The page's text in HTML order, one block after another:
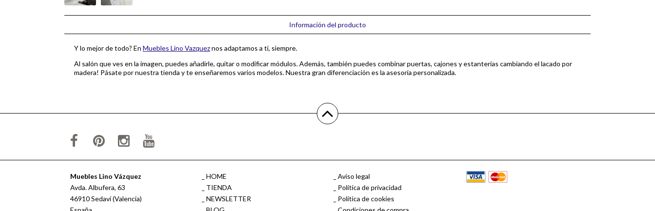
Información del producto
Y lo mejor de todo? En Muebles Lino Vazqueznos adaptamos a ti, siempre.
Al salón que ves en la imagen, puedes añadirle, quitar o modificar módulos. Además, también puedes combinar puertas, cajones y estanterías cambiando el lacado por
madera! Pásate por nuestra tienda y te enseñaremos varios modelos. Nuestra gran diferenciación es la asesoría personalizada.
Muebles Lino Vázquez
Avda. Albufera, 63
46910 Sedaví (Valencia)
HOME
TIENDA
NEWSLETTER
Aviso legal
Política de privacidad
Política de cookies